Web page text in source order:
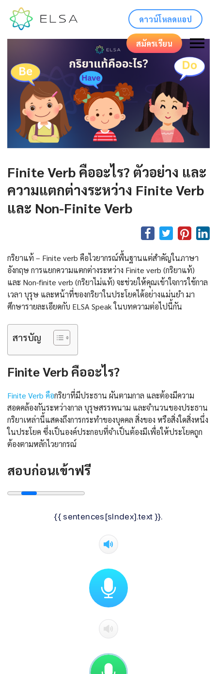
ดาวน์โหลดแอป
สมัครเรียน
Finite Verb คืออะไร? ตัวอย่าง และ
ความแตกต่างระหว่าง Finite Verb
และ Non-Finite Verb
กริยาแท้ – Finite verb คือไวยากรณ์พื้นฐานแต่สำคัญในภาษา
อังกฤษ การแยกความแตกต่างระหว่าง Finite verb (กริยาแท้)
และ Non-finite verb (กริยาไม่แท้) จะช่วยให้คุณเข้าใจการใช้กาล
เวลา บุรุษ และหน้าที่ของกริยาในประโยคได้อย่างแม่นยำ มา
ศึกษารายละเอียดกับ ELSA Speak ในบทความต่อไปนี้กัน
สารบัญ
Finite Verb คืออะไร?
Finite Verb คือกริยาที่มีประธาน ผันตามกาล และต้องมีความ
สอดคล้องกันระหว่างกาล บุรุษสรรพนาม และจำนวนของประธาน
กริยาเหล่านี้แสดงถึงการกระทำของบุคคล สิ่งของ หรือสิ่งใดสิ่งหนึ่ง
ในประโยค ซึ่งเป็นองค์ประกอบที่จำเป็นต้องมีเพื่อให้ประโยคถูก
ต้องตามหลักไวยากรณ์
สอบก่อนเข้าฟรี
{{ sentences[sIndex].text }}.